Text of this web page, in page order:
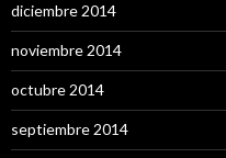
diciembre 2014
noviembre 2014
octubre 2014
septiembre 2014